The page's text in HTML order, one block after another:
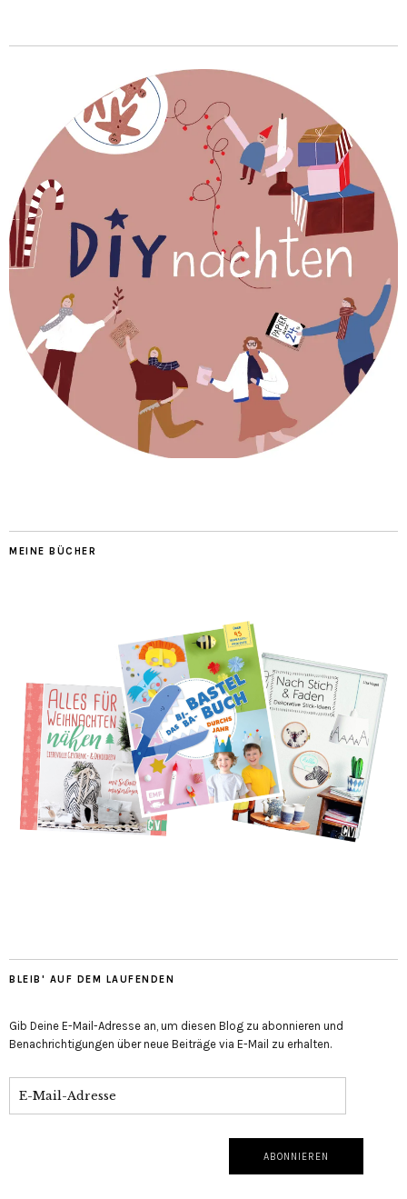
MEINE BÜCHER
BLEIB' AUF DEM LAUFENDEN
Gib Deine E-Mail-Adresse an, um diesen Blog zu abonnieren und
Benachrichtigungen über neue Beiträge via E-Mail zu erhalten.